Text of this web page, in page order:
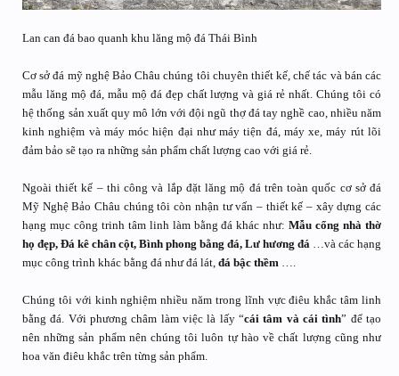
Lan can đá bao quanh khu lăng mộ đá Thái Bình
Cơ sở đá mỹ nghệ Bảo Châu chúng tôi chuyên thiết kế, chế tác và bán các
mẫu lăng mộ đá, mẫu mộ đá đẹp chất lượng và giá rẻ nhất. Chúng tôi có
hệ thống sản xuất quy mô lớn với đội ngũ thợ đá tay nghề cao, nhiều năm
kinh nghiệm và máy móc hiện đại như máy tiện đá, máy xe, máy rút lõi
đảm bảo sẽ tạo ra những sản phẩm chất lượng cao với giá rẻ.
Ngoài thiết kế – thi công và lắp đặt lăng mộ đá trên toàn quốc cơ sở đá
Mỹ Nghệ Bảo Châu chúng tôi còn nhận tư vấn – thiết kế – xây dựng các
hạng mục công trinh tâm linh làm bằng đá khác như:Mẫu cổng nhà thờ
họ đẹp, Đá kê chân cột, Bình phong bằng đá, Lư hương đá …và các hạng
mục công trình khác bằng đá như đá lát, đá bậc thềm
Chúng tôi với kinh nghiệm nhiều năm trong lĩnh vực điêu khắc tâm linh
bằng đá. Với phương châm làm việc là lấy “cái tâm và cái tình” để tạo
nên những sản phẩm nên chúng tôi luôn tự hào về chất lượng cũng như
hoa văn điêu khắc trên từng sản phẩm.